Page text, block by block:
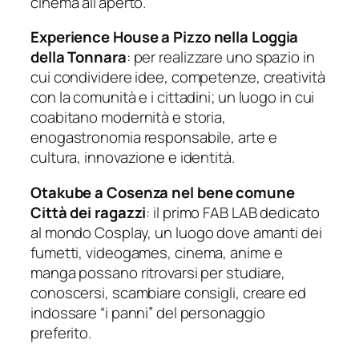
ExperienceHouse a Pizzo nella Loggia
della Tonnara: per realizzare uno spazio in
cui condividere idee, competenze, creatività
con la comunità e i cittadini; un luogo in cui
coabitano modernità e storia,
enogastronomia responsabile, arte e
cultura, innovazione e identità.
Otakubea Cosenza nel bene comune
Città dei ragazzi: il primo FAB LAB dedicato
al mondoCosplay, un luogo dove amanti dei
fumetti,videogames, cinema, anime e
manga possano ritrovarsi per studiare,
conoscersi, scambiare consigli, creare ed
indossare “i panni” del personaggio
preferito.